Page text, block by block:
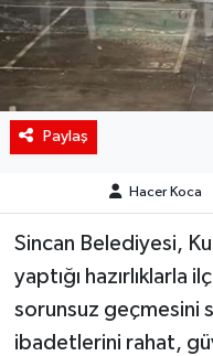
Paylaş
Hacer Koca
Sincan Belediyesi,
yaptığı hazırlıklarla
sorunsuz geçmesini
ibadetlerini rahat,